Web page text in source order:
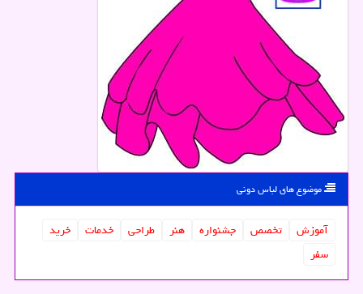
موضوع های لباس دونی
آموزش تخصص جشنواره هنر طراحی خدمات
خرید
سفر